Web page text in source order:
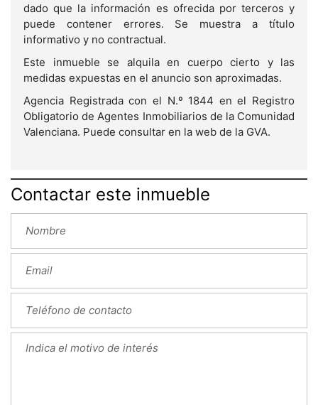
dado que la información es ofrecida por terceros y
puede contener errores. Se muestra a título
informativo y no contractual.
Este inmueble se alquila en cuerpo cierto y las
medidas expuestas en el anuncio son aproximadas.
Agencia Registrada con el N.º 1844 en el Registro
Obligatorio de Agentes Inmobiliarios de la Comunidad
Valenciana. Puede consultar en la web de la GVA.
Contactar este inmueble